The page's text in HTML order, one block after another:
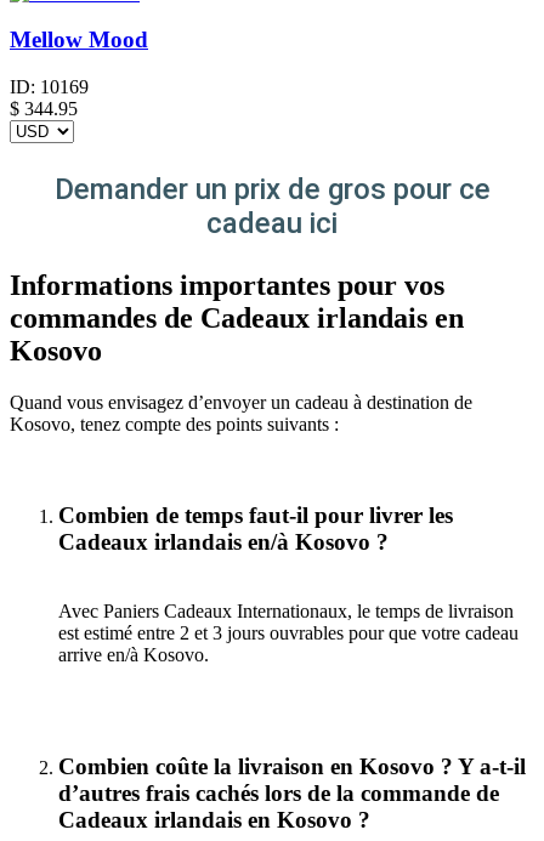
Mellow Mood
ID: 10169
$ 344.95
Demander un prix de gros pour ce
cadeau ici
Informations importantes pour vos
commandes de Cadeaux irlandais en
Kosovo
Quand vous envisagez d’envoyer un cadeau à destination de
Kosovo, tenez compte des points suivants :
Combien de temps faut-il pour livrer les
Cadeaux irlandais en/à Kosovo ?
Avec Paniers Cadeaux Internationaux, le temps de livraison
est estimé entre 2 et 3 jours ouvrables pour que votre cadeau
arrive en/à Kosovo.
Combien coûte la livraison en Kosovo ? Y a-t-il
d’autres frais cachés lors de la commande de
Cadeaux irlandais en Kosovo ?